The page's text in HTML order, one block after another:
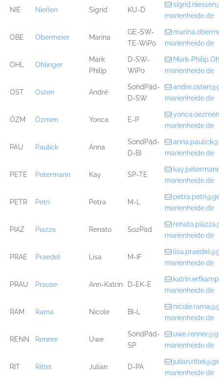
NIE Nießen Sigrid KU-D
marienheide.de
OBE Obermeier Marina
GE-SW-
TE-WiPo
marienheide.de
OHL Ohlinger
Mark
Philip
D-SW-
WiPo
Mark-
marienheide.de
OST Osten André
SondPäd-
D-SW
marienheide.de
ÖZM Özmen Yonca E-P
marienheide.de
PAU Paulick Anna
SondPäd-
D-BI
marienheide.de
PETE Petermann Kay SP-TE
marienheide.de
PETR Petri Petra M-L
marienheide.de
PIAZ Piazza Renato SozPäd
marienheide.de
PRAE Praedel Lisa M-IF
marienheide.de
PRAU Prause Ann-Katrin D-EK-E
marienheide.de
RAM Rama Nicole BI-L
marienheide.de
RENN Renner Uwe
SondPäd-
SP
marienheide.de
RIT Rittel Julian D-PA
marienheide.de